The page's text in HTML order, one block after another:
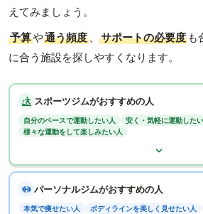
えてみましょう。
予算や通う頻度 、 サポートの必要度 も
に合う施設を探しやすくなります。
スポーツジムがおすすめの人
自分のペースで運動したい人
安く・気軽に運動した
様々な運動をして楽しみたい人
パーソナルジムがおすすめの人
本気で痩せたい人 ボディラインを美しく見せたい人